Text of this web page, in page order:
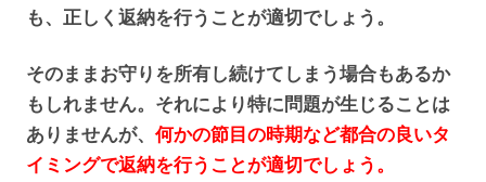
も、正しく返納を行うことが適切でしょう。
そのままお守りを所有し続けてしまう場合もあるか
もしれません。それにより特に問題が生じることは
ありませんが、 何かの節目の時期など都合の良いタ
イミングで返納を行うことが適切でしょう。